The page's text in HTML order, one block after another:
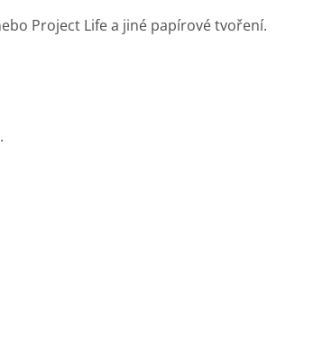
Project Life a jiné papírové tvoření.
.